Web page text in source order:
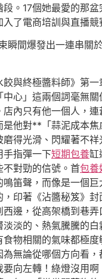
。17個她最愛的那盆
了電商培訓與直播競
瞬間爆發出一連串關
餃與終極醬料師》第
心」這兩個詞毫無關
內只有他一個人，連
是他對**「蒜泥成本
得光滑、閃耀著不祥
手指彈一下短期包養缸
對勁的信號。首包養
笛聲，而像是一個巨
印著《沾醬秘笈》封
邊，從高架橋到巷弄
淡的、熱氣騰騰的白
食物相關的氣味都極
無論從哪個方向看，
向左轉！綠燈沒用啊